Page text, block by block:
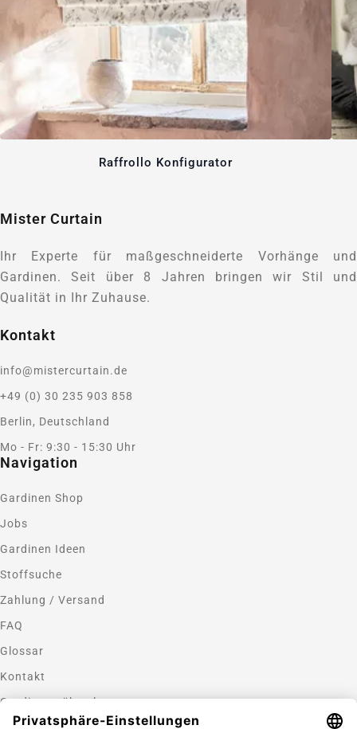
Raffrollo Konfigurator
Mister Curtain
Ihr Experte für maßgeschneiderte Vorhänge und
Gardinen. Seit über 8 Jahren bringen wir Stil und
Qualität in Ihr Zuhause.
Kontakt
info@mistercurtain.de
+49 (0) 30 235 903 858
Berlin, Deutschland
Mo - Fr: 9:30 - 15:30 Uhr
Navigation
Gardinen Shop
Jobs
Gardinen Ideen
Stoffsuche
Zahlung / Versand
FAQ
Glossar
Kontakt
Gardinen nähen lassen
Zahlungsmethoden